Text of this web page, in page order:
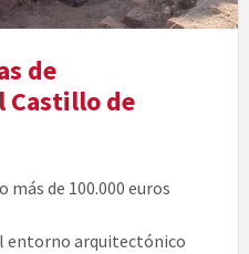
de
Castillo de
de 100.000 euros
entorno arquitectónico